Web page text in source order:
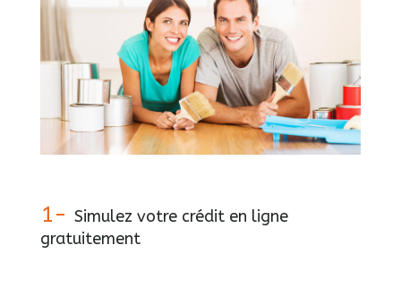
1- Simulez votre crédit en ligne
gratuitement